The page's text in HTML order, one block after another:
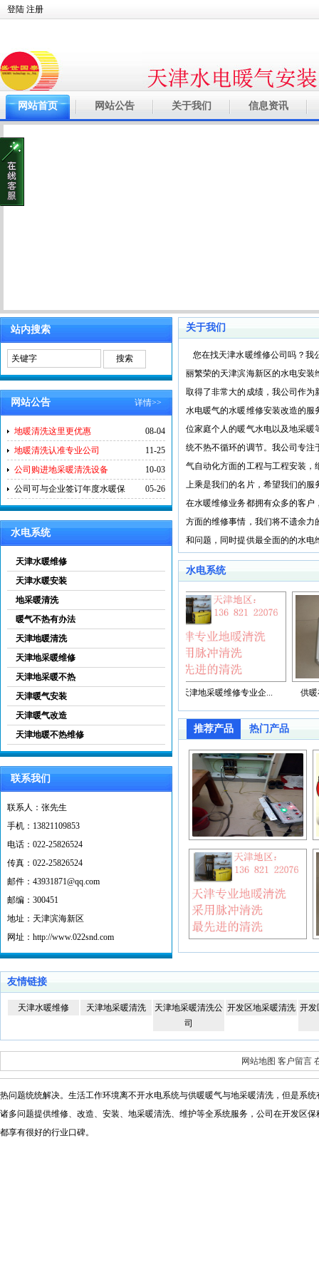
登陆 注册
网站首页 网站公告 关于我们 信息资讯
站内搜索
详情>>
网站公告
08-04
地暖清洗这里更优惠
11-25
地暖清洗认准专业公司
10-03
公司购进地采暖清洗设备
05-26
公司可与企业签订年度水暖保
水电系统
天津水暖维修
天津水暖安装
地采暖清洗
暖气不热有办法
天津地暖清洗
天津地采暖维修
天津地采暖不热
天津暖气安装
天津暖气改造
天津地暖不热维修
联系我们
联系人：张先生
手机：13821109853
电话：022-25826524
传真：022-25826524
邮件：43931871@qq.com
邮编：300451
地址：天津滨海新区
网址：http://www.022snd.com
关于我们
您在找天津水暖维修公司吗？我
丽繁荣的天津滨海新区的水电安装
取得了非常大的成绩，我公司作为
水电暖气的水暖维修安装改造的服
位家庭个人的暖气水电以及地采暖
统不热不循环的调节。我公司专注
气自动化方面的工程与工程安装，
上乘是我们的名片，希望我们的服
在水暖维修业务都拥有众多的客户
方面的维修事情，我们将不遗余力
和问题，同时提供最全面的的水电
维护维修咨询！您的满意就是我
您！
水电系统
塘沽暖气安装 天津地采暖维修专业企... 供暖在即
推荐产品 热门产品
友情链接
天津水暖维修 天津地采暖清洗
天津地采暖清洗公
司
开发区地采暖清洗 开发
网站地图 客户留言
热问题统统解决。生活工作环境离不开水电系统与供暖暖气与地采暖清洗，但是系
诸多问题提供维修 、改造、安装、地采暖清洗、维护等全系统服务，公司在开发区
都享有很好的行业口碑。